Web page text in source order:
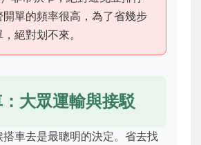
單的頻率很高，為了省幾步
絕對划不來。
大眾運輸與接駁
車去是最聰明的決定。省去找